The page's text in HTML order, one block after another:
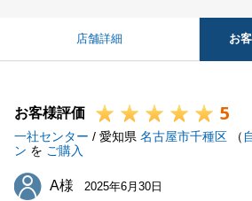
店舗詳細 お
お客様評価 5
一社センター / 愛知県 名古屋市千種区 （
ン を ご購入
A様
A様 2025年6月30日